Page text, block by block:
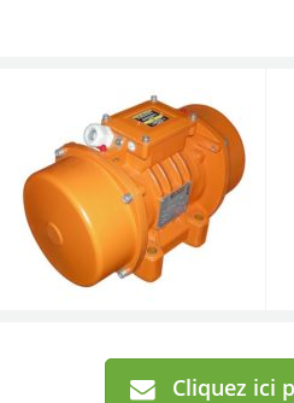
Cliquez ici